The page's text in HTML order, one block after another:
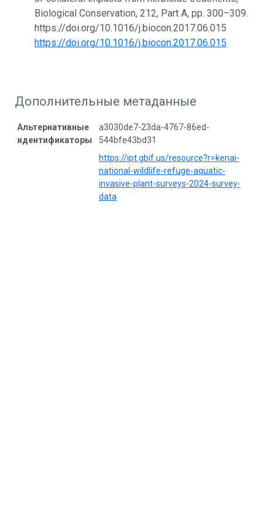
Biological Conservation, 212, Part A, pp. 300–309.
https://doi.org/10.1016/j.biocon.2017.06.015
https://doi.org/10.1016/j.biocon.2017.06.015
Дополнительные метаданные
Альтернативные
идентификаторы
a3030de7-23da-4767-86ed-
544bfe43bd31
https://ipt.gbif.us/resource?r=kenai-
national-wildlife-refuge-aquatic-
invasive-plant-surveys-2024-survey-
data